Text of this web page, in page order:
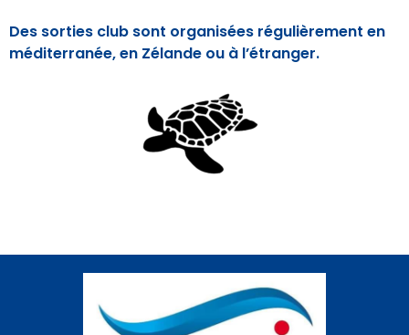
Des sorties club sont organisées régulièrement en
méditerranée, en Zélande ou à l’étranger.